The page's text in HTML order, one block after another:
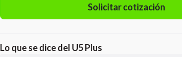
Solicitar cotización
Lo que se dice del U5 Plus